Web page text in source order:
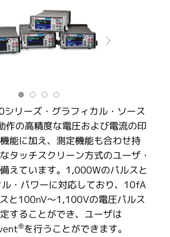
リーズ・グラフィカル・ソース
作の高精度な電圧および電流の印
能に加え、測定機能も合わせ持
タッチスクリーン方式のユーザ・
えています。1,000Wのパルスと
・パワーに対応しており、10fA
と100nV～1,100Vの電圧パルス
することができ、ユーザは
®を行うことができます。